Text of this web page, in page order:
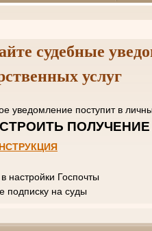
судебные
услуг
уведомление поступит
настройки Госпочты
подписку на суды